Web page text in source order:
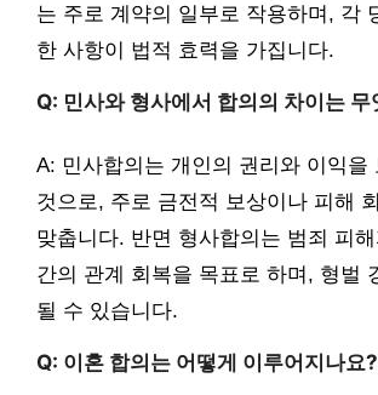
는 주로 계약의 일부로 작용하며, 각
한 사항이 법적 효력을 가집니다.
Q: 민사와 형사에서 합의의 차이는 무
A: 민사합의는 개인의 권리와 이익을
것으로, 주로 금전적 보상이나 피해
맞춥니다. 반면 형사합의는 범죄 피
간의 관계 회복을 목표로 하며, 형벌
될 수 있습니다.
Q: 이혼 합의는 어떻게 이루어지나요?